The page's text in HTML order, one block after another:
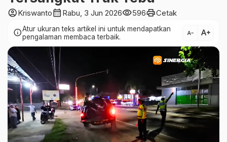
account_circleKriswantocalendar_month Rabu, 3 Jun 2026visibility596printCetak
infoAtur ukuran teks artikel ini untuk mendapatkan
pengalaman membaca terbaik.
text_decrease text_increase